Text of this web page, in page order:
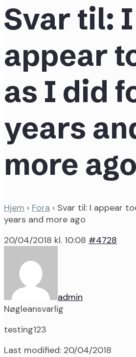
Svar til: I
appear
as I did
years
more ago
Hjem › Fora › Svar til: I appear
years and more ago
20/04/2018 kl. 10:08 #4728
admin
Nøgleansvarlig
testing123
Last modified: 20/04/2018